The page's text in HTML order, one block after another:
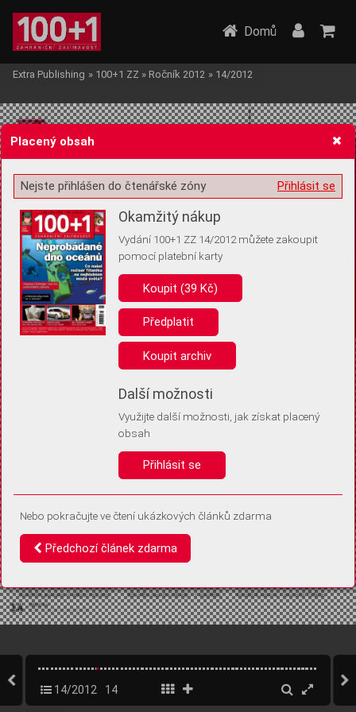
Žádost o souhlas s ukládáním volitelných informací
Pro základní fungování webu nepotřebujeme ukládat žádné informace
(tzv. cookies apod.). Rádi bychom vás ale požádali o souhlas s
uložením volitelných informací:
Anonymní unikátní ID
Díky němu příště poznáme, že se jedná o stejné zařízení, a
Identifikátor je zcela anonymní.
Vaše souhlasy a odmítnutí si ukládáme do vašeho zařízení, abychom se
vás už příště znovu neptali. Můžete je kdykoli později upravit ve Správě
Domů
Extra Publishing » 100+1 ZZ » Ročník 2012 » 14/2012
14/2012 14
Placený obsah
Přihlásit se
Nejste přihlášen do čtenářské zóny
Okamžitý nákup
Vydání 100+1 ZZ 14/2012 můžete zakoupit
pomocí platební karty
Koupit (39 Kč)
Předplatit
Koupit archiv
Další možnosti
Využijte další možnosti, jak získat placený
obsah
Přihlásit se
Nebo pokračujte ve čtení ukázkových článků zdarma
Předchozí článek zdarma